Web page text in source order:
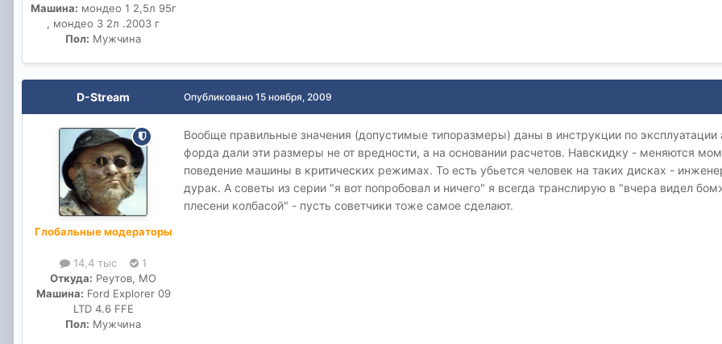
Машина: мондео 1 2,5л 95г
, мондео 3 2л .2003 г
Пол: Мужчина
D-Stream
Глобальные модераторы
14,4 тыс
1
Откуда: Реутов, МО
Машина: Ford Explorer 09
LTD 4.6 FFE
Пол: Мужчина
Опубликовано 15 ноября, 2009
Вообще правильные значения (допустимые типоразмеры) даны в инструкции по
форда дали эти размеры не от вредности, а на основании расчетов. Навскидку - меняются
поведение машины в критических режимах. То есть убьется человек на таких дисках -
дурак. А советы из серии "я вот попробовал и ничего" я всегда транслирую в "вчера видел
плесени колбасой" - пусть советчики тоже самое сделают.